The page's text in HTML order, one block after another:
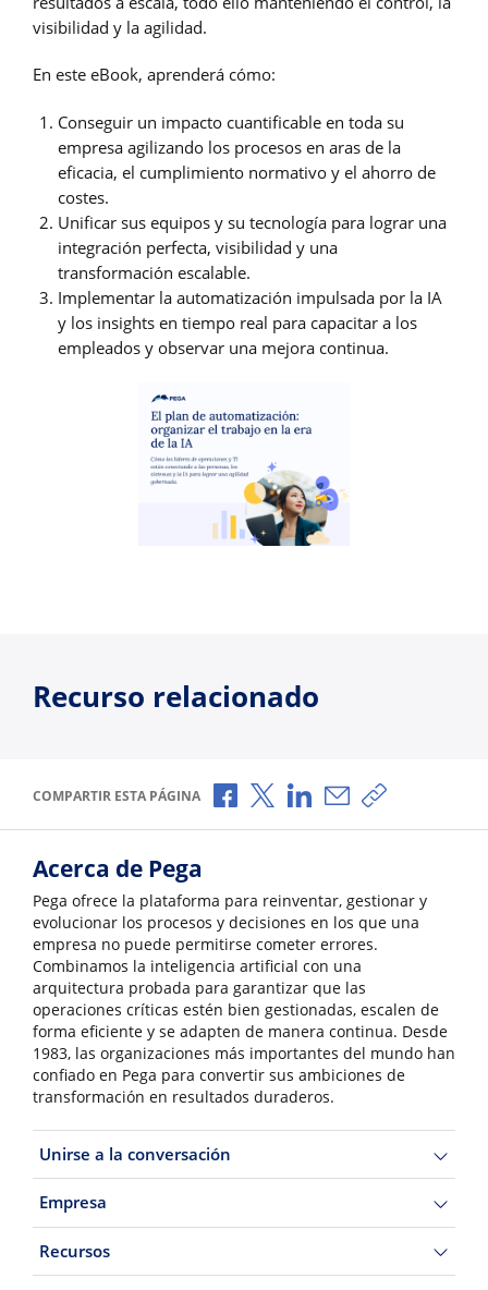
visibilidad y la agilidad.
En este eBook, aprenderá cómo:
Conseguir un impacto cuantificable en toda su
empresa agilizando los procesos en aras de la
eficacia, el cumplimiento normativo y el ahorro de
costes.
Unificar sus equipos y su tecnología para lograr una
integración perfecta, visibilidad y una
transformación escalable.
Implementar la automatización impulsada por la IA
y los insights en tiempo real para capacitar a los
empleados y observar una mejora continua.
Recurso relacionado
COMPARTIR ESTA PÁGINA Compartir a través de Facebook
Compartir a través de X
Compartir a través de
Compartir por
Copiar
Acerca de Pega
Pega ofrece la plataforma para reinventar, gestionar y
evolucionar los procesos y decisiones en los que una
empresa no puede permitirse cometer errores.
Combinamos la inteligencia artificial con una
arquitectura probada para garantizar que las
operaciones críticas estén bien gestionadas, escalen de
forma eficiente y se adapten de manera continua. Desde
1983, las organizaciones más importantes del mundo han
confiado en Pega para convertir sus ambiciones de
transformación en resultados duraderos.
Unirse a la conversación
Empresa
Recursos